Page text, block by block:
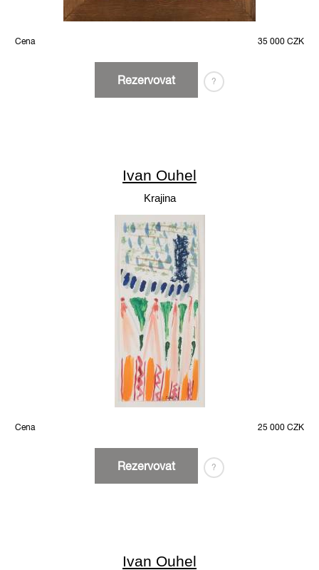
Cena 35 000 CZK
Rezervovat ?
Ivan Ouhel
Krajina
Cena 25 000 CZK
Rezervovat ?
Ivan Ouhel